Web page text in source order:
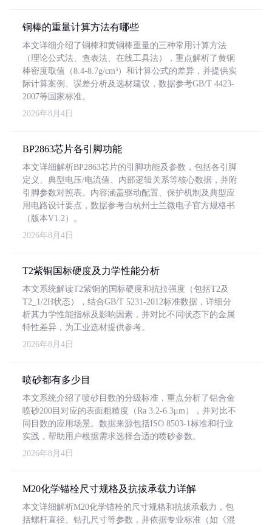
铜棒的重量计算方法有哪些
本文详细介绍了铜棒和黄铜棒重量的三种常用计算方法
（理论公式法、查表法、在线工具法），重点解析了黄铜
棒密度取值（8.4-8.7g/cm³）和计算公式的差异，并提供实
际计算案例、误差分析及选材建议，数据参考GB/T 4423-
2007等国家标准。
2026年8月4日
BP2863芯片各引脚功能
本文详细解析BP2863芯片的引脚功能及参数，包括各引脚
定义、典型电压/电流值、内部逻辑关系等核心数据，并附
引脚参数对照表。内容涵盖驱动配置、保护机制及典型应
用电路设计要点，数据参考自杭州士兰微电子官方规格书
（版本V1.2）。
2026年8月4日
T2紫铜国标硬度及力学性能分析
本文系统解读T2紫铜的国标硬度和抗拉强度（包括T2及
T2_1/2H状态），结合GB/T 5231-2012标准数据，详细分
析其力学性能指标及影响因素，并对比不同状态下的金属
特性差异，为工业选材提供参考。
2026年8月4日
喷砂都有多少目
本文系统介绍了喷砂目数的分级标准，重点分析了铝合金
喷砂200目对应的表面粗糙度（Ra 3.2-6.3μm），并对比不
同目数的应用场景。数据来源包括ISO 8503-1标准和行业
实践，帮助用户根据需求选择合适的喷砂参数。
2026年8月4日
M20化学锚栓尺寸规格及抗拔承载力详解
本文详细解析M20化学锚栓的尺寸规格和抗拔承载力，包
括螺杆直径、钻孔尺寸等参数，并依据专业标准（如《混